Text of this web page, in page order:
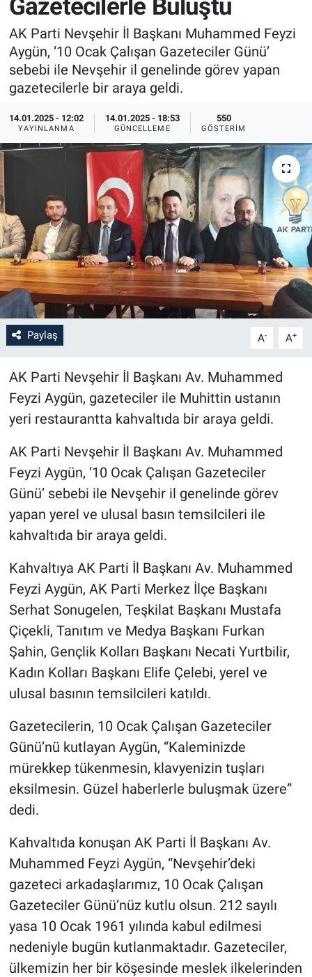
Gazetecilerle Buluştu
AK Parti Nevşehir İl Başkanı Muhammed Feyzi
Aygün, ‘10 Ocak Çalışan Gazeteciler Günü’
sebebi ile Nevşehir il genelinde görev yapan
gazetecilerle bir araya geldi.
14.01.2025 - 12:02
YAYINLANMA
14.01.2025 - 18:53
GÜNCELLEME
550
GÖSTERIM
Paylaş A- A+
AK Parti Nevşehir İl Başkanı Av. Muhammed
Feyzi Aygün, gazeteciler ile Muhittin ustanın
yeri restaurantta kahvaltıda bir araya geldi.
AK Parti Nevşehir İl Başkanı Av. Muhammed
Feyzi Aygün, ‘10 Ocak Çalışan Gazeteciler
Günü’ sebebi ile Nevşehir il genelinde görev
yapan yerel ve ulusal basın temsilcileri ile
kahvaltıda bir araya geldi.
Kahvaltıya AK Parti İl Başkanı Av. Muhammed
Feyzi Aygün, AK Parti Merkez İlçe Başkanı
Serhat Sonugelen, Teşkilat Başkanı Mustafa
Çiçekli, Tanıtım ve Medya Başkanı Furkan
Şahin, Gençlik Kolları Başkanı Necati Yurtbilir,
Kadın Kolları Başkanı Elife Çelebi, yerel ve
ulusal basının temsilcileri katıldı.
Gazetecilerin, 10 Ocak Çalışan Gazeteciler
Günü’nü kutlayan Aygün, “Kaleminizde
mürekkep tükenmesin, klavyenizin tuşları
eksilmesin. Güzel haberlerle buluşmak üzere”
dedi.
Kahvaltıda konuşan AK Parti İl Başkanı Av.
Muhammed Feyzi Aygün, “Nevşehir’deki
gazeteci arkadaşlarımız, 10 Ocak Çalışan
Gazeteciler Günü’nüz kutlu olsun. 212 sayılı
yasa 10 Ocak 1961 yılında kabul edilmesi
nedeniyle bugün kutlanmaktadır. Gazeteciler,
ülkemizin her bir köşesinde meslek ilkelerinden
Sağlık
Yerel
Genel
Asayiş
İlan - Duyuru- Mesaj
Türkiye Gündemi
Sizden Gelenler
Yaşam
Eğitim
Kültür
3.Sayfa
Medya
Bilim-Tek
Teknoloji
Röportaj
Kayseri
Niğde
Aksaray
Yerel
Genel
Asayiş
Kültür - Sanat
Politika
Magazin
Haberde İnsan
İlan - Duyuru- Mesaj
Türkiye Gündemi
Sizden Gelenler